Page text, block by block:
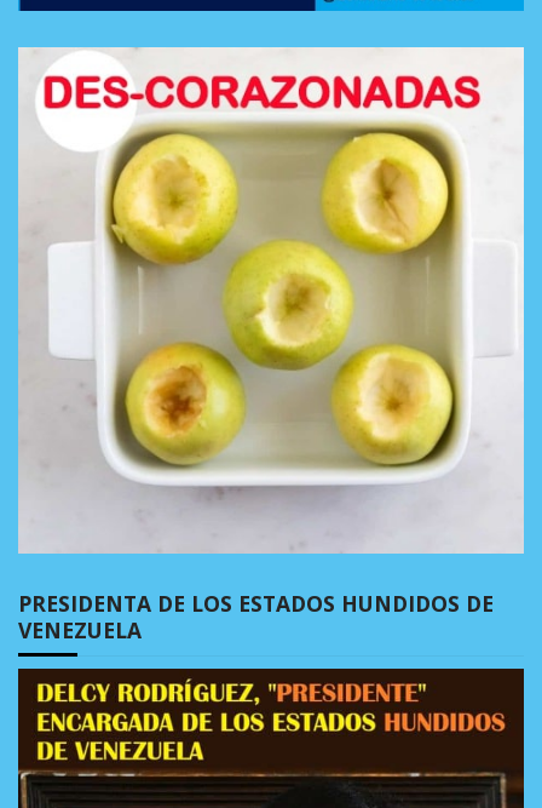
PRESIDENTA DE LOS ESTADOS HUNDIDOS DE
VENEZUELA